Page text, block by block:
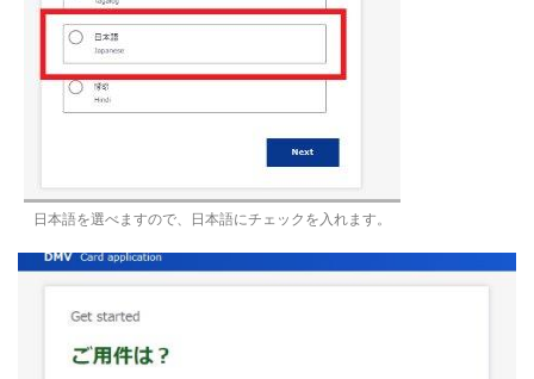
日本語を選べますので、日本語にチェックを入れます。